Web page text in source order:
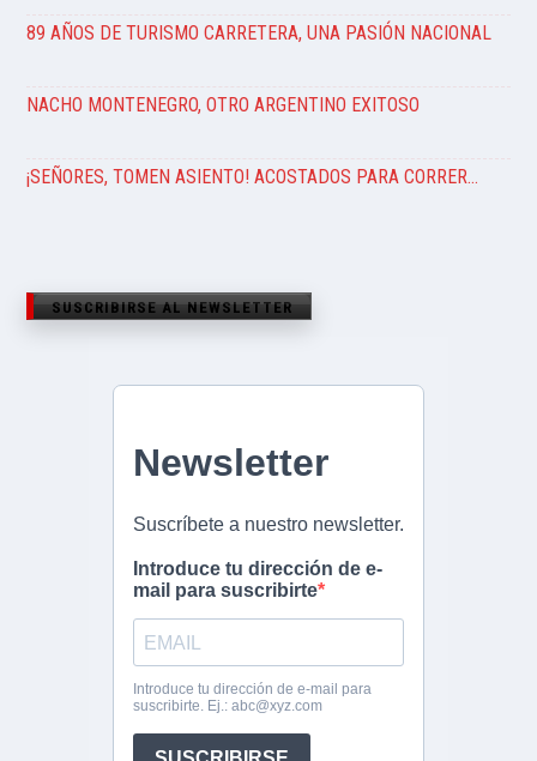
89 AÑOS DE TURISMO CARRETERA, UNA PASIÓN NACIONAL
NACHO MONTENEGRO, OTRO ARGENTINO EXITOSO
¡SEÑORES, TOMEN ASIENTO! ACOSTADOS PARA CORRER…
SUSCRIBIRSE AL NEWSLETTER